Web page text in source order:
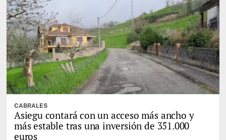
CABRALES
Asiegu contará con un acceso más ancho y
más estable tras una inversión de 351.000
euros